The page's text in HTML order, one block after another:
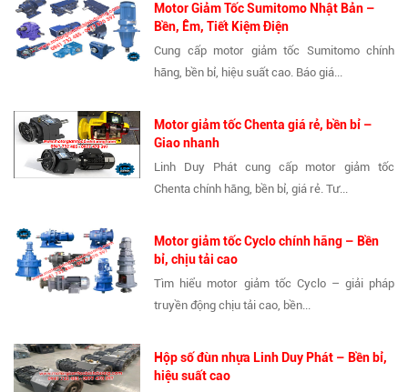
Motor Giảm Tốc Sumitomo Nhật Bản –
Bền, Êm, Tiết Kiệm Điện
Cung cấp motor giảm tốc Sumitomo chính
hãng, bền bỉ, hiệu suất cao. Báo giá...
Motor giảm tốc Chenta giá rẻ, bền bỉ –
Giao nhanh
Linh Duy Phát cung cấp motor giảm tốc
Chenta chính hãng, bền bỉ, giá rẻ. Tư...
Motor giảm tốc Cyclo chính hãng – Bền
bỉ, chịu tải cao
Tìm hiểu motor giảm tốc Cyclo – giải pháp
truyền động chịu tải cao, bền...
Hộp số đùn nhựa Linh Duy Phát – Bền bỉ,
hiệu suất cao